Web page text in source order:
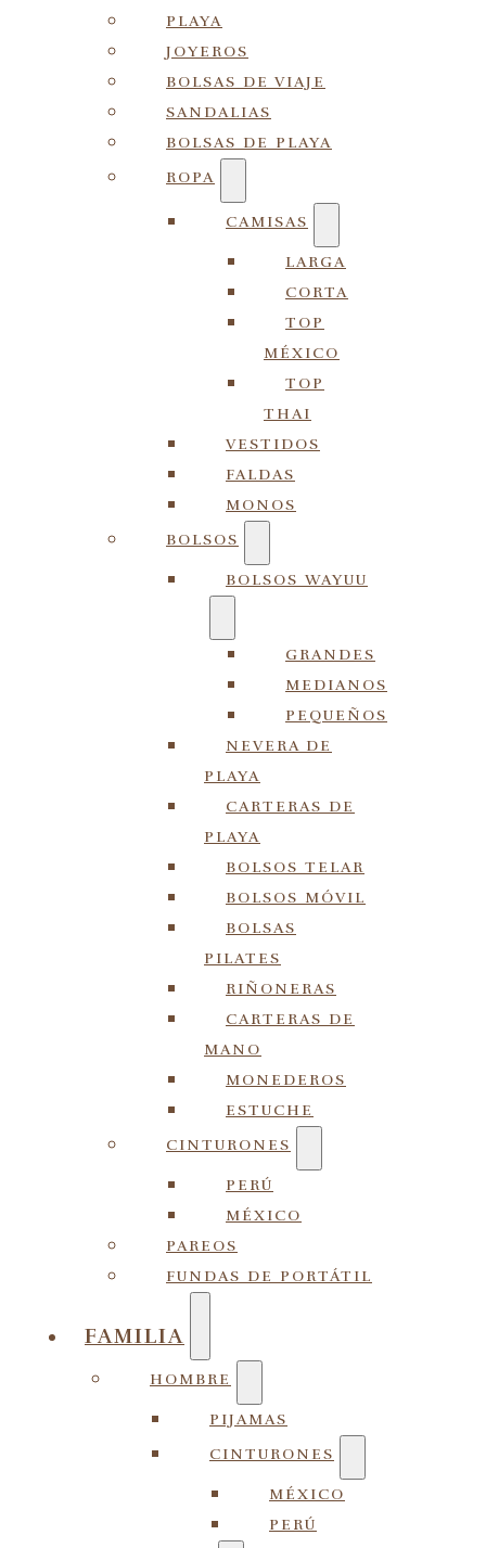
PLAYA
JOYEROS
BOLSAS DE VIAJE
SANDALIAS
BOLSAS DE PLAYA
ROPA
CAMISAS
LARGA
CORTA
TOP
MÉXICO
TOP
THAI
VESTIDOS
FALDAS
MONOS
BOLSOS
BOLSOS WAYUU
GRANDES
MEDIANOS
PEQUEÑOS
NEVERA DE
PLAYA
CARTERAS DE
PLAYA
BOLSOS TELAR
BOLSOS MÓVIL
BOLSAS
PILATES
RIÑONERAS
CARTERAS DE
MANO
MONEDEROS
ESTUCHE
CINTURONES
PERÚ
MÉXICO
PAREOS
FUNDAS DE PORTÁTIL
FAMILIA
HOMBRE
PIJAMAS
CINTURONES
MÉXICO
PERÚ